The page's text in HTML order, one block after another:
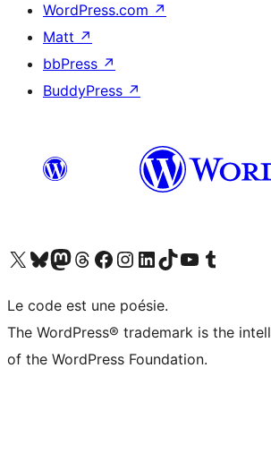
WordPress.com ↗
Matt ↗
bbPress ↗
BuddyPress ↗
Visit our X (formerly Twitter) account
Visitez notre compte Bluesky
Visit our Mastodon account
Visitez notre compte Threads
Visit our Facebook page
Visit our Instagram account
Visit our LinkedIn account
Visitez notre compte TikTok
Visit our YouTube channel
Visitez notre compte Tumblr
Le code est une poésie.
The WordPress® trademark is the
of the WordPress Foundation.